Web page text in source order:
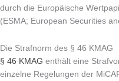
durch die Europäische
(ESMA; European Securities
Die Strafnorm des § 46 KMAG
§ 46 KMAG enthält eine
einzelne Regelungen der